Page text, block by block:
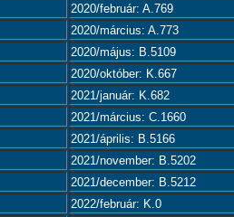
2020/február: A.769
2020/március: A.773
2020/május: B.5109
2020/október: K.667
2021/január: K.682
2021/március: C.1660
2021/április: B.5166
2021/november: B.5202
2021/december: B.5212
2022/február: K.0